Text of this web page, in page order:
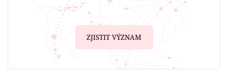
ZJISTIT VÝZNAM